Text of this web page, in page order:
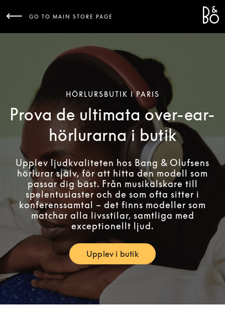
GO TO MAIN STORE PAGE
HÖRLURSBUTIK I PARIS
Prova de ultimata over-ear-
hörlurarna i butik
Upplev ljudkvaliteten hos Bang & Olufsens
hörlurar själv, för att hitta den modell som
passar dig bäst. Från musikälskare till
spelentusiaster och de som ofta sitter i
konferenssamtal – det finns modeller som
matchar alla livsstilar, samtliga med
exceptionellt ljud.
Upplev i butikLink Opens in New Tab